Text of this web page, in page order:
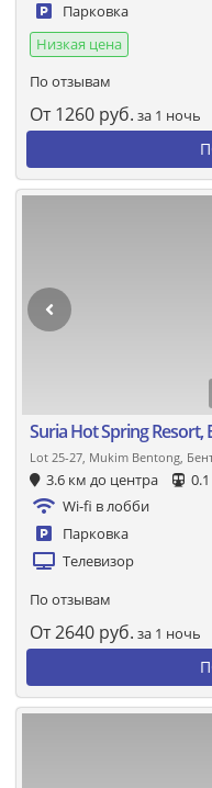
Парковка
Низкая цена
По отзывам
От 1260 руб. за 1 ночь
Suria Hot Spring Resort,
Lot 25-27, Mukim Bentong,
3.6 км до центра
Wi-fi в лобби
Парковка
Телевизор
По отзывам
От2640 руб. за 1 ночь